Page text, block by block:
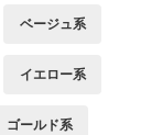
ベージュ系
イエロー系
ゴールド系